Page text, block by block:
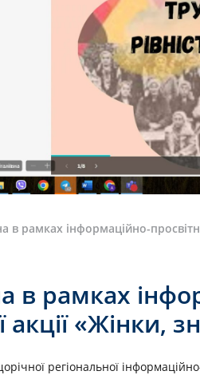
в рамках інформаційно-
в рамках
акції «Жінки,
регіональної